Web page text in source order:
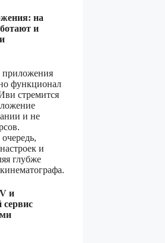
на
и
приложения
функционал
стремится
и не
и
глубже
и
сервис